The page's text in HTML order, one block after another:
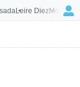
Leire Diez